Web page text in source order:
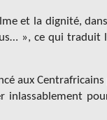
et la dignité,
», ce qui traduit
aux
inlassablement